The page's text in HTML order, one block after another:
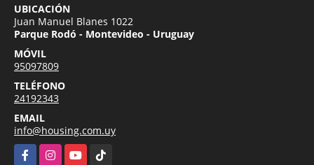
UBICACIÓN
Juan Manuel Blanes 1022
Parque Rodó - Montevideo - Uruguay
MÓVIL
95097809
TELÉFONO
24192343
EMAIL
info@housing.com.uy
FacebookInstagramYouTubeTikTok